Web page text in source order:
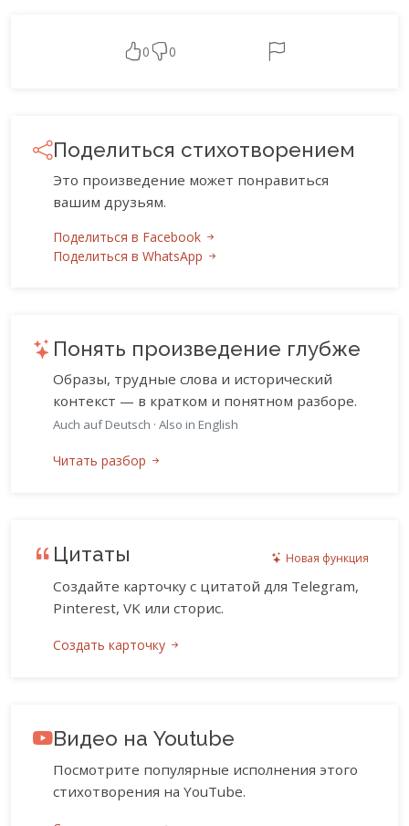
0 0
Поделиться стихотворением
Это произведение может понравиться
вашим друзьям.
Поделиться в Facebook
Поделиться в WhatsApp
Понять произведение глубже
Образы, трудные слова и исторический
контекст — в кратком и понятном разборе.
Auch auf Deutsch · Also in English
Читать разбор
Цитаты Новая функция
Создайте карточку с цитатой для Telegram,
Pinterest, VK или сторис.
Создать карточку
Видео на Youtube
Посмотрите популярные исполнения этого
стихотворения на YouTube.